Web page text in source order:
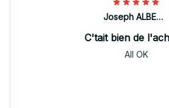
Joseph ALBERTINI
C'tait bien de
All OK